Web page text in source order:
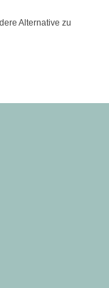
Alternative zu